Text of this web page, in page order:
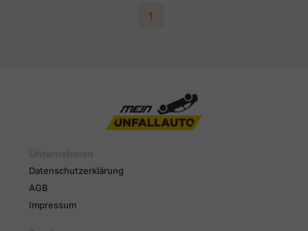
1
Datenschutzerklärung
AGB
Impressum